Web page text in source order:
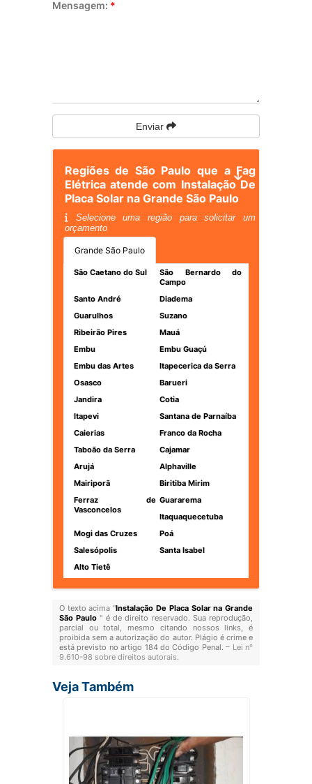
Mensagem: *
Enviar
Regiões de São Paulo que a Fag
Elétrica atende com Instalação De
Placa Solar na Grande São Paulo
Selecione uma região para solicitar um
orçamento
Grande São Paulo
São Caetano do Sul
São Bernardo do
Campo
Santo André
Diadema
Guarulhos
Suzano
Ribeirão Pires
Mauá
Embu
Embu Guaçú
Embu das Artes
Itapecerica da Serra
Osasco
Barueri
Jandira
Cotia
Itapevi
Santana de Parnaíba
Caierias
Franco da Rocha
Taboão da Serra
Cajamar
Arujá
Alphaville
Mairiporã
Biritiba Mirim
Ferraz de
Vasconcelos
Guararema
Itaquaquecetuba
Mogi das Cruzes
Poá
Salesópolis
Santa Isabel
Alto Tietê
O texto acima "Instalação De Placa Solar na Grande
São Paulo" é de direito reservado. Sua reprodução,
parcial ou total, mesmo citando nossos links, é
proibida sem a autorização do autor. Plágio é crime e
está previsto no artigo 184 do Código Penal. – Lei n°
9.610-98 sobre direitos autorais.
Veja Também